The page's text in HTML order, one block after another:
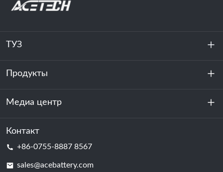
ТУЗ
О нас
устойчивость
Продукты
Хранение энергии
Центр обработки данных и серверная комната
Медиа центр
Новости
Контакт
+86-0755-8887 8567
sales@acebattery.com